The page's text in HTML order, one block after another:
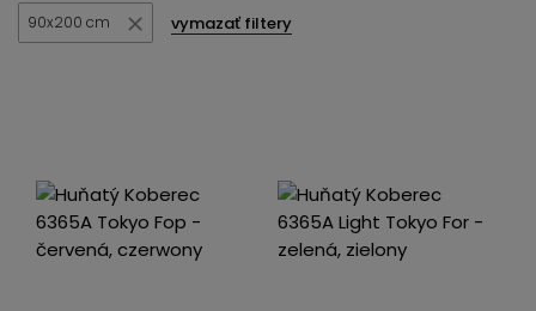
90x200 cm vymazať filtery